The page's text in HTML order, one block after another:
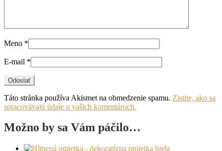
Meno *
E-mail *
Táto stránka používa Akismet na obmedzenie spamu. Zistite, ako sa
spracovávajú údaje o vašich komentároch.
Možno by sa Vám páčilo…